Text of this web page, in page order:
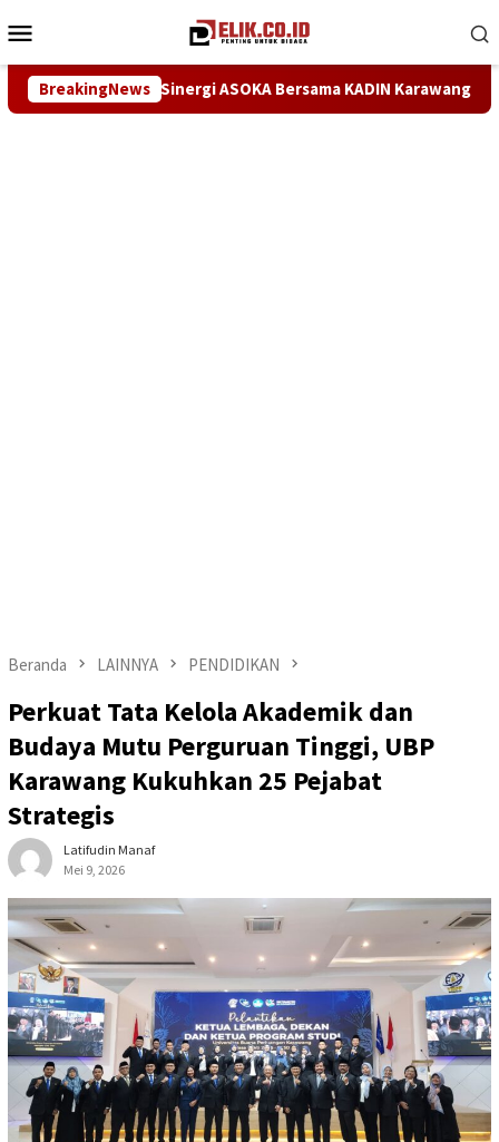
ke
Mobile
BreakingNews
Bersama KADIN Karawang dan Metra-Net Perkuat Kesiapan
Beranda LAINNYA PENDIDIKAN
Perkuat Tata Kelola Akademik dan
Budaya Mutu Perguruan Tinggi, UBP
Karawang Kukuhkan 25 Pejabat
Strategis
Latifudin Manaf
Mei 9, 2026